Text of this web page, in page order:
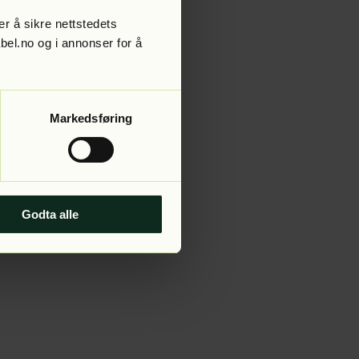
å sikre nettstedets
og i annonser for å
Markedsføring
Godta alle